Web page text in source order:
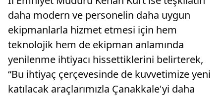
daha modern ve personelin daha uygun
ekipmanlarla hizmet etmesi için hem
teknolojik hem de ekipman anlamında
yenilenme ihtiyacı hissettiklerini belirterek,
“Bu ihtiyaç çerçevesinde de kuvvetimize yeni
katılacak araçlarımızla Çanakkale'yi daha